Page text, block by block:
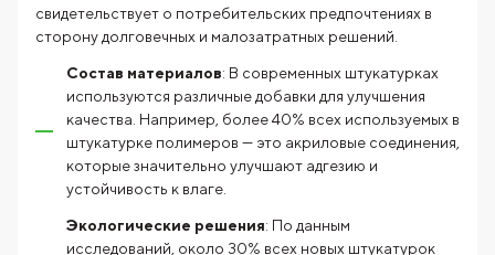
свидетельствует о потребительских предпочтениях в
сторону долговечных и малозатратных решений.
Состав материалов: В современных штукатурках
используются различные добавки для улучшения
качества. Например, более 40% всех используемых в
штукатурке полимеров — это акриловые соединения,
которые значительно улучшают адгезию и
устойчивость к влаге.
Экологические решения: По данным
исследований, около 30% всех новых штукатурок